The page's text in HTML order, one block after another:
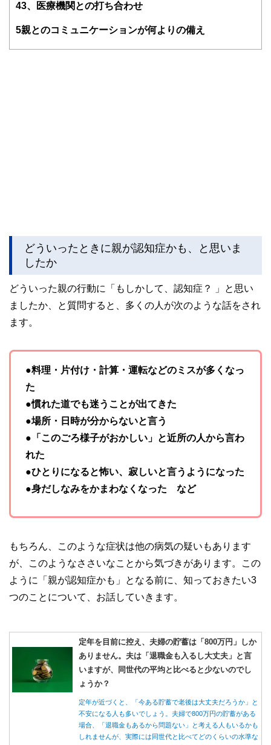
43、医療機関との打ち合わせ
5親とのコミュニケーションが何よりの備え
どういったときに親が認知症かも、と思いま
したか
どういった親の行動に「もしかして、認知症？ 」と思い
ましたか、と質問すると、多くの人が次のような話をされ
ます。
●料理・片付け・計算・運転などのミスが多くなっ
た
●慣れた道でも迷うことが出てきた
●場所・日時が分からないと言う
●「このごろ様子がおかしい」と近所の人から言わ
れた
●ひとりになると怖い、寂しいと言うようになった
●身だしなみをかまわなくなった など
もちろん、このような症状は他の病気の疑いもあります
が、このようなささいなことから気づきがあります。この
ように「親が認知症かも」となる前に、知っておきたい3
つのことについて、お話していきます。
定年を目前に控え、夫婦の貯蓄は「800万円」しか
ありません。夫は「退職金も入るし大丈夫」と言
いますが、同世代の平均と比べると少ないのでし
ょうか？
定年が近づくと、「今ある貯蓄で老後は大丈夫だろうか」と
不安になる人も多いでしょう。夫婦で800万円の貯蓄がある
場合、「退職金もあるから問題ない」と考える人もいるかも
しれませんが、実際には同世代と比べてどのくらいの水準な